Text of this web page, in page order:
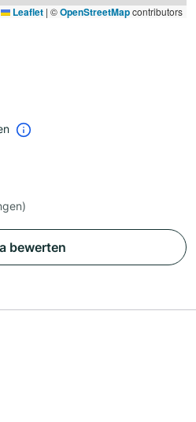
Leaflet | ©OpenStreetMapcontributors
bewerten